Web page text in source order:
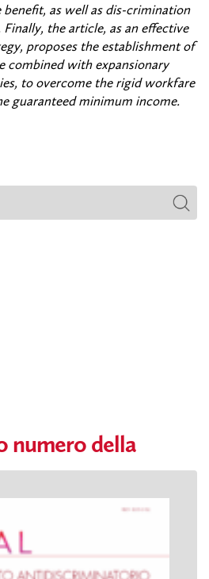
numero della
as well as dis-crimination
the article, as an effective
proposes the establishment of
combined with expansionary
to overcome the rigid workfare
guaranteed minimum income.